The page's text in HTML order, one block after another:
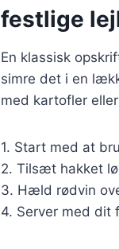
festlige
En klassisk
simre det i en
med kartofler
1. Start med at
2. Tilsæt hakket
3. Hæld rødvin
4. Server med dit